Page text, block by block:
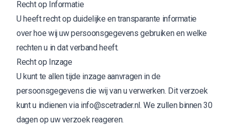
Recht op Informatie
U heeft recht op duidelijke en transparante informatie
over hoe wij uw persoonsgegevens gebruiken en welke
rechten u in dat verband heeft.
Recht op Inzage
U kunt te allen tijde inzage aanvragen in de
persoonsgegevens die wij van u verwerken. Dit verzoek
kunt u indienen via info@scetrader.nl. We zullen binnen 30
dagen op uw verzoek reageren.